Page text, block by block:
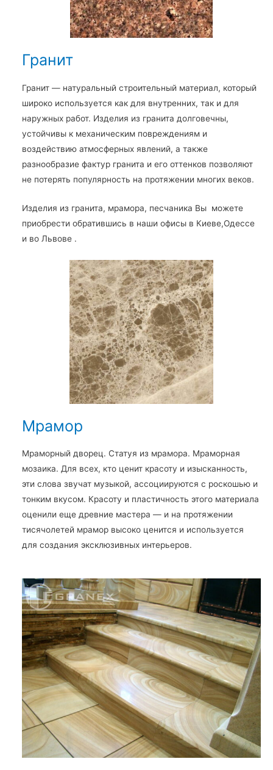
Гранит
Гранит — натуральный строительный материал, который
широко используется как для внутренних, так и для
наружных работ. Изделия из гранита долговечны,
устойчивы к механическим повреждениям и
воздействию атмосферных явлений, а также
разнообразие фактур гранита и его оттенков позволяют
не потерять популярность на протяжении многих веков.
Изделия из гранита, мрамора, песчаника Вы можете
приобрести обратившись в наши офисы в Киеве,Одессе
и во Львове .
Мрамор
Мраморный дворец. Статуя из мрамора. Мраморная
мозаика. Для всех, кто ценит красоту и изысканность,
эти слова звучат музыкой, ассоциируются с роскошью и
тонким вкусом. Красоту и пластичность этого материала
оценили еще древние мастера — и на протяжении
тисячолетей мрамор высоко ценится и используется
для создания эксклюзивных интерьеров.